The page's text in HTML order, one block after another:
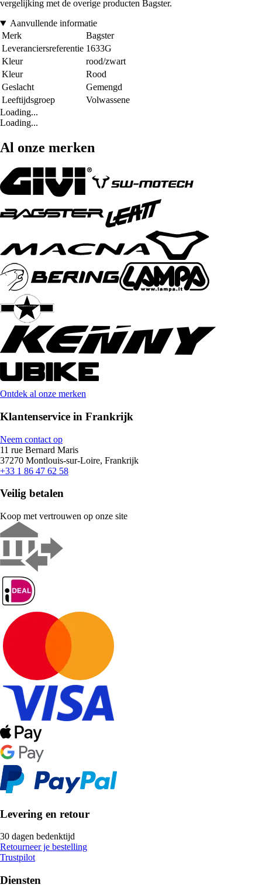
vergelijking met de overige producten Bagster.
Aanvullende informatie
Merk
Bagster
Leveranciersreferentie 1633G
Kleur
rood/zwart
Kleur
Rood
Geslacht
Gemengd
Leeftijdsgroep
Volwassene
Loading...
Loading...
Al onze merken
Ontdek al onze merken
Klantenservice in Frankrijk
Neem contact op
11 rue Bernard Maris
37270 Montlouis-sur-Loire, Frankrijk
+33 1 86 47 62 58
Veilig betalen
Koop met vertrouwen op onze site
Levering en retour
30 dagen bedenktijd
Retourneer je bestelling
Trustpilot
Diensten